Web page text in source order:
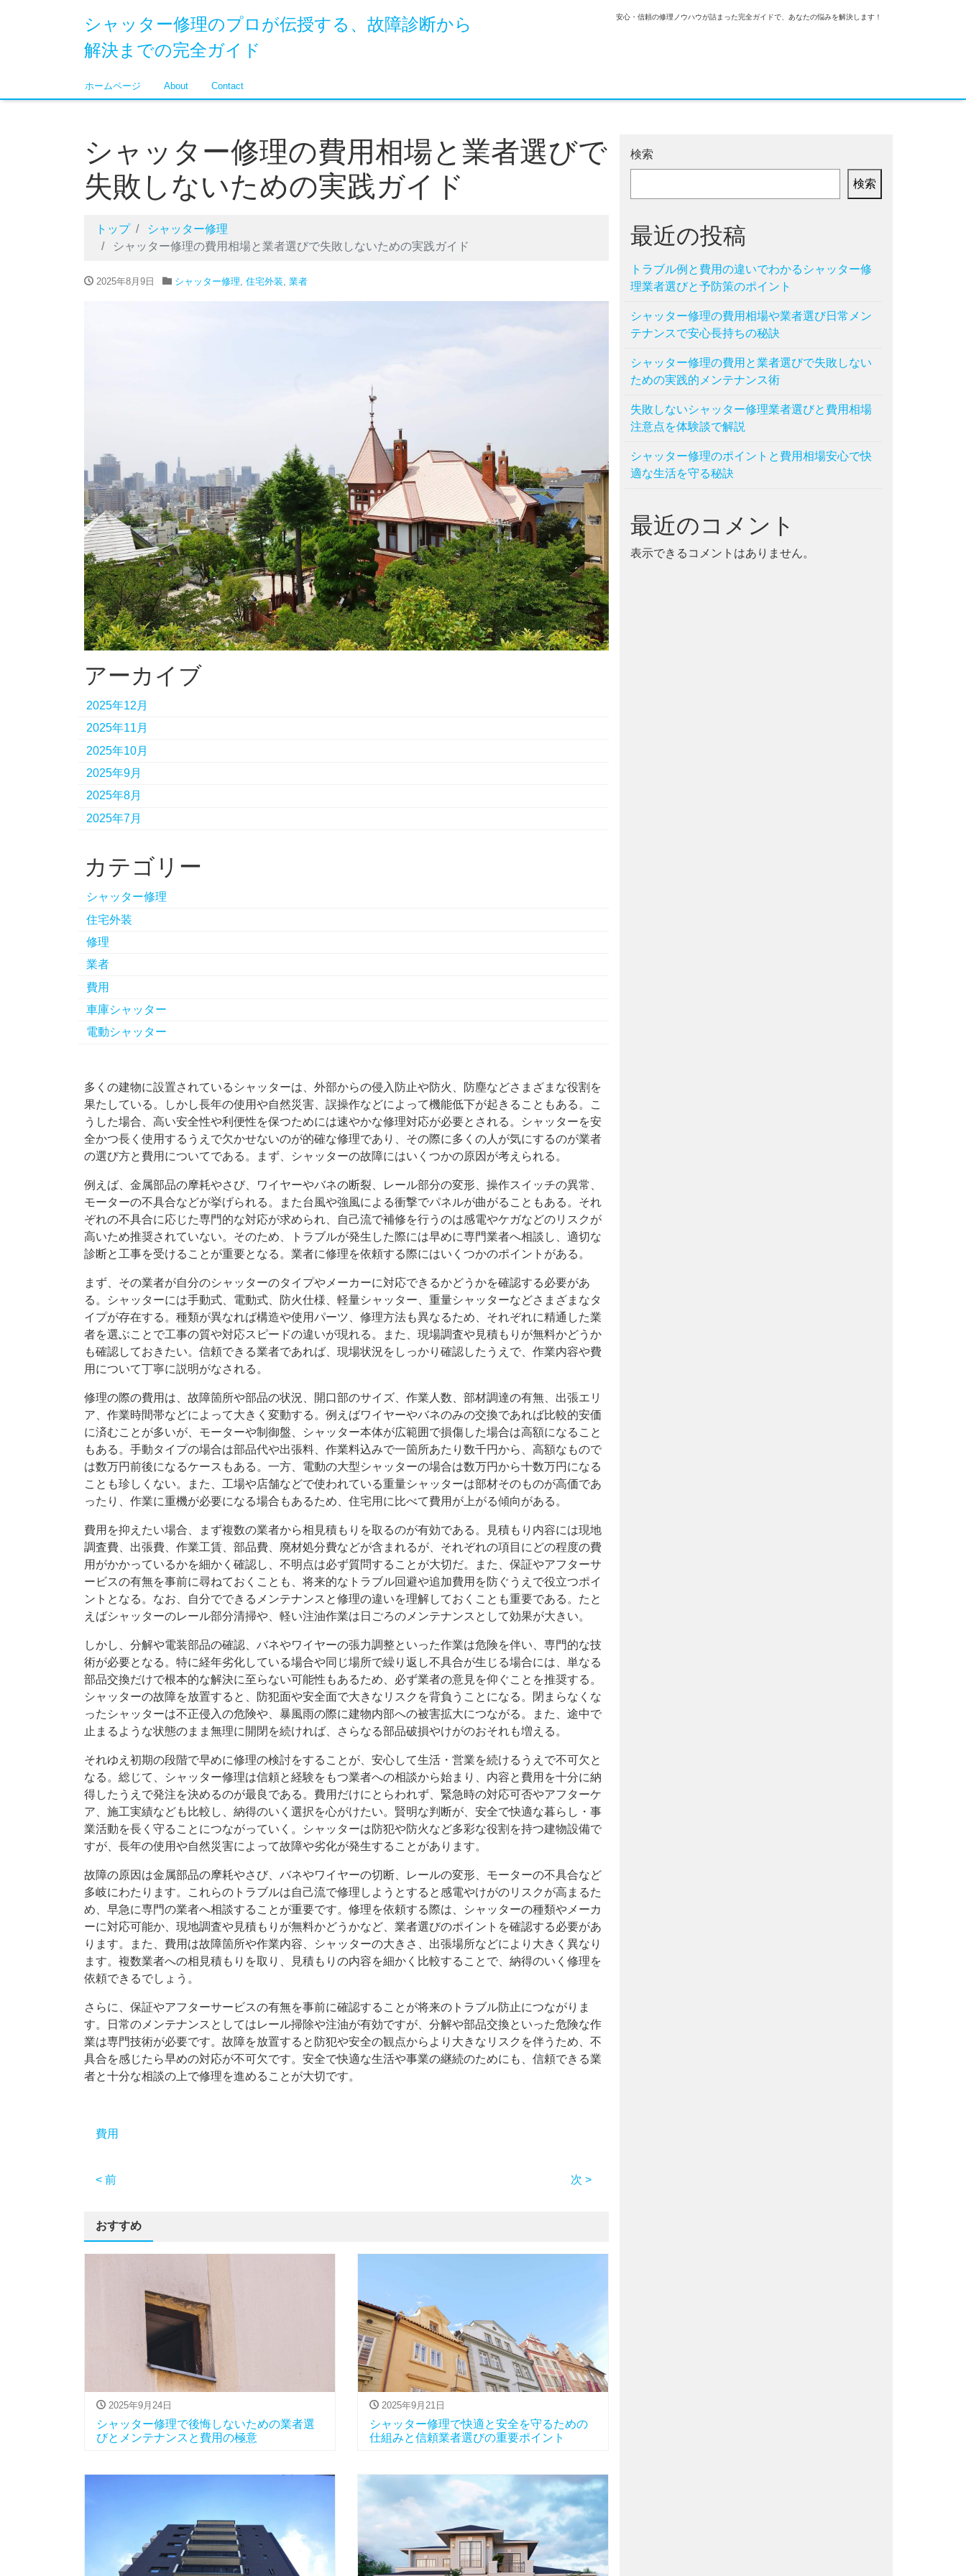
シャッター修理のプロが伝授する、故障診断から
解決までの完全ガイド
安心・信頼の修理ノウハウが詰まった完全ガイドで、あなたの悩みを解決します！
ホームページ About Contact
シャッター修理の費用相場と業者選びで
失敗しないための実践ガイド
トップ
シャッター修理
シャッター修理の費用相場と業者選びで失敗しないための実践ガイド
2025年8月9日 シャッター修理 住宅外装 業者
アーカイブ
2025年12月
2025年11月
2025年10月
2025年9月
2025年8月
2025年7月
カテゴリー
シャッター修理
住宅外装
修理
業者
費用
車庫シャッター
電動シャッター
多くの建物に設置されているシャッターは、外部からの侵入防止や防火、防塵などさまざまな役割を
果たしている。
しかし長年の使用や自然災害、誤操作などによって機能低下が起きることもある。こ
うした場合、高い安全性や利便性を保つためには速やかな修理対応が必要とされる。シャッターを安
全かつ長く使用するうえで欠かせないのが的確な修理であり、その際に多くの人が気にするのが業者
の選び方と費用についてである。まず、シャッターの故障にはいくつかの原因が考えられる。
例えば、金属部品の摩耗やさび、ワイヤーやバネの断裂、レール部分の変形、操作スイッチの異常、
モーターの不具合などが挙げられる。また台風や強風による衝撃でパネルが曲がることもある。それ
ぞれの不具合に応じた専門的な対応が求められ、自己流で補修を行うのは感電やケガなどのリスクが
高いため推奨されていない。そのため、トラブルが発生した際には早めに専門業者へ相談し、適切な
診断と工事を受けることが重要となる。業者に修理を依頼する際にはいくつかのポイントがある。
まず、その業者が自分のシャッターのタイプやメーカーに対応できるかどうかを確認する必要があ
る。シャッターには手動式、電動式、防火仕様、軽量シャッター、重量シャッターなどさまざまなタ
イプが存在する。種類が異なれば構造や使用パーツ、修理方法も異なるため、それぞれに精通した業
者を選ぶことで工事の質や対応スピードの違いが現れる。また、現場調査や見積もりが無料かどうか
も確認しておきたい。信頼できる業者であれば、現場状況をしっかり確認したうえで、作業内容や費
用について丁寧に説明がなされる。
修理の際の費用は、故障箇所や部品の状況、開口部のサイズ、作業人数、部材調達の有無、出張エリ
ア、作業時間帯などによって大きく変動する。例えばワイヤーやバネのみの交換であれば比較的安価
に済むことが多いが、モーターや制御盤、シャッター本体が広範囲で損傷した場合は高額になること
もある。手動タイプの場合は部品代や出張料、作業料込みで一箇所あたり数千円から、高額なもので
は数万円前後になるケースもある。一方、電動の大型シャッターの場合は数万円から十数万円になる
ことも珍しくない。また、工場や店舗などで使われている重量シャッターは部材そのものが高価であ
ったり、作業に重機が必要になる場合もあるため、住宅用に比べて費用が上がる傾向がある。
費用を抑えたい場合、まず複数の業者から相見積もりを取るのが有効である。見積もり内容には現地
調査費、出張費、作業工賃、部品費、廃材処分費などが含まれるが、それぞれの項目にどの程度の費
用がかかっているかを細かく確認し、不明点は必ず質問することが大切だ。また、保証やアフターサ
ービスの有無を事前に尋ねておくことも、将来的なトラブル回避や追加費用を防ぐうえで役立つポイ
ントとなる。なお、自分でできるメンテナンスと修理の違いを理解しておくことも重要である。たと
えばシャッターのレール部分清掃や、軽い注油作業は日ごろのメンテナンスとして効果が大きい。
しかし、分解や電装部品の確認、バネやワイヤーの張力調整といった作業は危険を伴い、専門的な技
術が必要となる。特に経年劣化している場合や同じ場所で繰り返し不具合が生じる場合には、単なる
部品交換だけで根本的な解決に至らない可能性もあるため、必ず業者の意見を仰ぐことを推奨する。
シャッターの故障を放置すると、防犯面や安全面で大きなリスクを背負うことになる。閉まらなくな
ったシャッターは不正侵入の危険や、暴風雨の際に建物内部への被害拡大につながる。また、途中で
止まるような状態のまま無理に開閉を続ければ、さらなる部品破損やけがのおそれも増える。
それゆえ初期の段階で早めに修理の検討をすることが、安心して生活・営業を続けるうえで不可欠と
なる。総じて、シャッター修理は信頼と経験をもつ業者への相談から始まり、内容と費用を十分に納
得したうえで発注を決めるのが最良である。費用だけにとらわれず、緊急時の対応可否やアフターケ
ア、施工実績なども比較し、納得のいく選択を心がけたい。賢明な判断が、安全で快適な暮らし・事
業活動を長く守ることにつながっていく。シャッターは防犯や防火など多彩な役割を持つ建物設備で
すが、長年の使用や自然災害によって故障や劣化が発生することがあります。
故障の原因は金属部品の摩耗やさび、バネやワイヤーの切断、レールの変形、モーターの不具合など
多岐にわたります。これらのトラブルは自己流で修理しようとすると感電やけがのリスクが高まるた
め、早急に専門の業者へ相談することが重要です。修理を依頼する際は、シャッターの種類やメーカ
ーに対応可能か、現地調査や見積もりが無料かどうかなど、業者選びのポイントを確認する必要があ
ります。また、費用は故障箇所や作業内容、シャッターの大きさ、出張場所などにより大きく異なり
ます。複数業者への相見積もりを取り、見積もりの内容を細かく比較することで、納得のいく修理を
依頼できるでしょう。
さらに、保証やアフターサービスの有無を事前に確認することが将来のトラブル防止につながりま
す。日常のメンテナンスとしてはレール掃除や注油が有効ですが、分解や部品交換といった危険な作
業は専門技術が必要です。故障を放置すると防犯や安全の観点からより大きなリスクを伴うため、不
具合を感じたら早めの対応が不可欠です。安全で快適な生活や事業の継続のためにも、信頼できる業
者と十分な相談の上で修理を進めることが大切です。
費用
< 前 次 >
おすすめ
2025年9月24日
シャッター修理で後悔しないための業者選
びとメンテナンスと費用の極意
2025年9月21日
シャッター修理で快適と安全を守るための
仕組みと信頼業者選びの重要ポイント
検索
検索
最近の投稿
トラブル例と費用の違いでわかるシャッター修
理業者選びと予防策のポイント
シャッター修理の費用相場や業者選び日常メン
テナンスで安心長持ちの秘訣
シャッター修理の費用と業者選びで失敗しない
ための実践的メンテナンス術
失敗しないシャッター修理業者選びと費用相場
注意点を体験談で解説
シャッター修理のポイントと費用相場安心で快
適な生活を守る秘訣
最近のコメント
表示できるコメントはありません。